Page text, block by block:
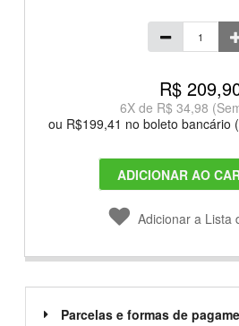
R$
6X de R$ 34,98
ou R$199,41 no boleto bancário
ADICIONAR AO
Adicionar a Lista
Parcelas e formas de